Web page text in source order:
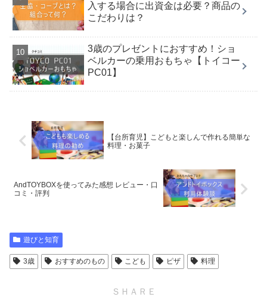
入する場合に出資金は必要？商品の
こだわりは？
3歳のプレゼントにおすすめ！ショ
ベルカーの乗用おもちゃ【トイコー
PC01】
【台所育児】こどもと楽しんで作れる簡単な
料理・お菓子
AndTOYBOXを使ってみた感想 レビュー・口
コミ・評判
遊びと知育
3歳 おすすめのもの こども ピザ 料理
ＳＨＡＲＥ